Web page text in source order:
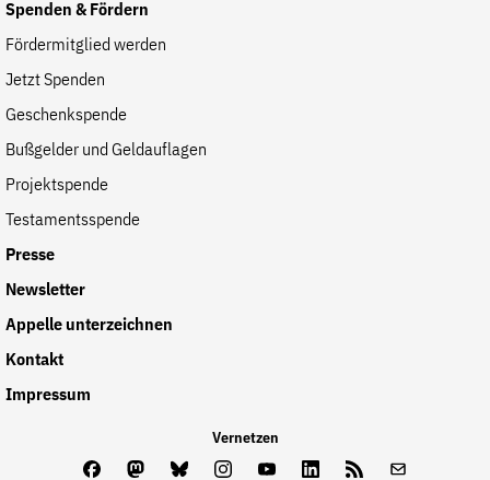
Spenden & Fördern
Fördermitglied werden
Jetzt Spenden
Geschenkspende
Bußgelder und Geldauflagen
Projektspende
Testamentsspende
Presse
Newsletter
Appelle unterzeichnen
Kontakt
Impressum
Vernetzen
FacebookMastodon
BlueskyInstagram
YoutubeLinkedInFeed